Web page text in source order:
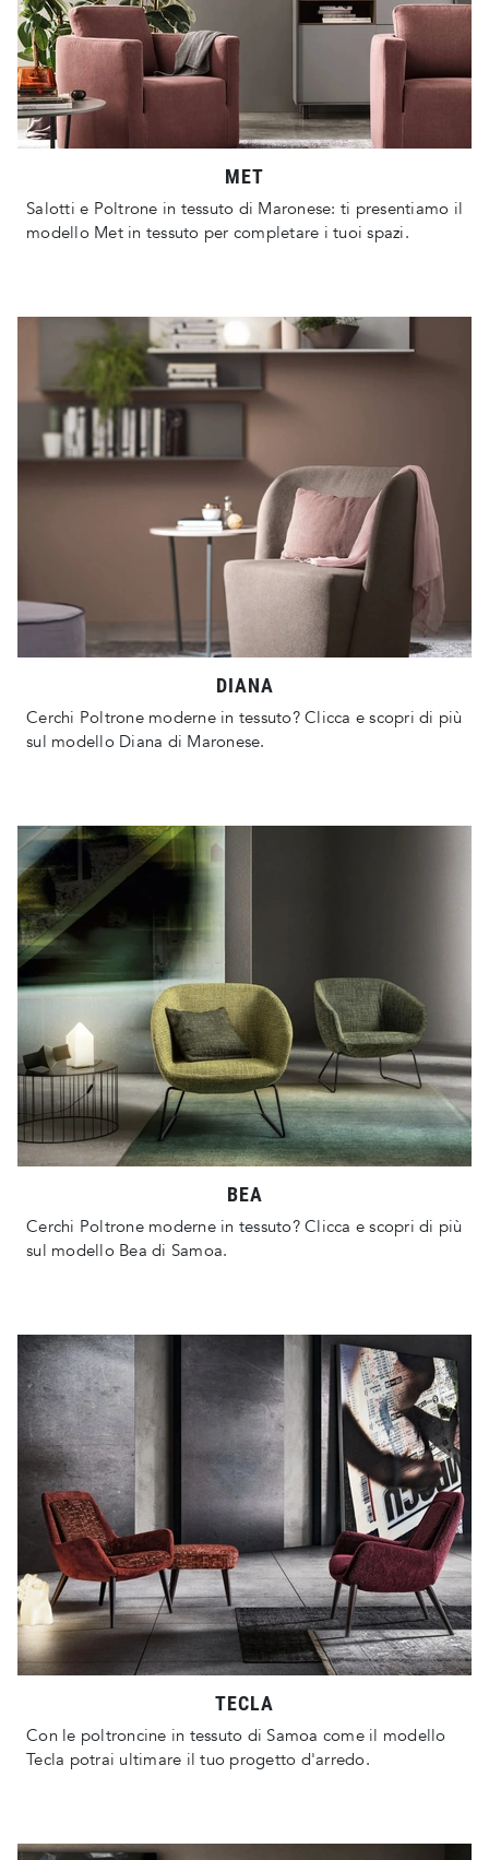
MET
Salotti e Poltrone in tessuto di Maronese: ti presentiamo il
modello Met in tessuto per completare i tuoi spazi.
DIANA
Cerchi Poltrone moderne in tessuto? Clicca e scopri di più
sul modello Diana di Maronese.
BEA
Cerchi Poltrone moderne in tessuto? Clicca e scopri di più
sul modello Bea di Samoa.
TECLA
Con le poltroncine in tessuto di Samoa come il modello
Tecla potrai ultimare il tuo progetto d'arredo.